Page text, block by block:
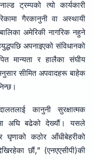
ट्रम्पको त्यो कार्यकारी
गैरकानुनी वा अस्थायी
अमेरिकी नागरिक नहुने
अपनाइएको संविधानको
मान्यता र हालैका संघीय
सीमित अपवादहरू बाहेक
कानुनी सुरक्षात्मक
अघि बढेको देख्यौं। यसले
घृणाको कठोर आँधीबेहरीको
छौं,” (एनएएसीपी)की